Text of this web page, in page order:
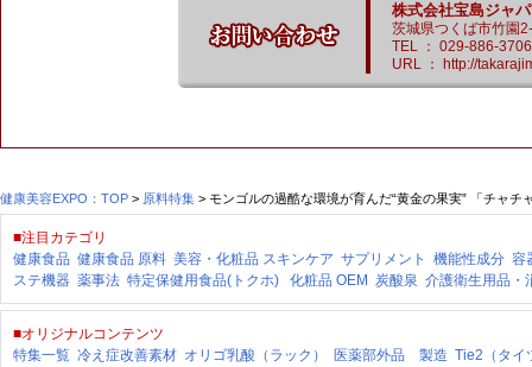
株式会社宝島ジャ
茨城県つくば市竹園
TEL ： 029-886-
URL ： http://
健康美容EXPO：TOP > 原料特集 > モンゴルの過酷な環境が育んだ“黄金の果実” 「チャチ
■注目カテゴリ
健康食品 健康食品 原料 美容・化粧品 スキンケア サプリメント 機能性成分 容
ステ機器 薬事法 特定保健用食品(トクホ) 化粧品 OEM 炭酸泉 介護衛生用品・
■オリジナルコンテンツ
特集一覧 冷え症改善素材 オリゴ乳酸（ラック） 医薬部外品 製造 Tie2（タイ